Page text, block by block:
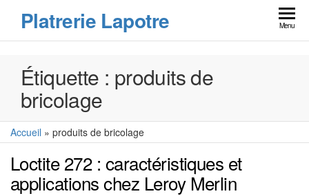
Platrerie Lapotre Menu
Étiquette : produits de
bricolage
Accueil » produits de bricolage
Loctite 272 : caractéristiques et
applications chez Leroy Merlin